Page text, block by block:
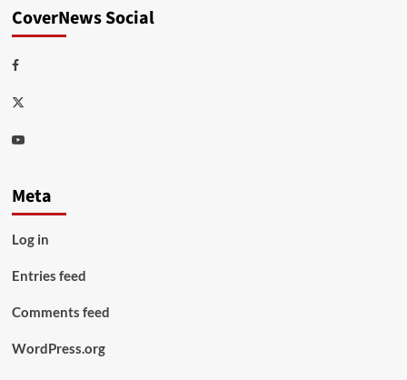
CoverNews Social
Facebook
Twitter
Youtube
Meta
Log in
Entries feed
Comments feed
WordPress.org